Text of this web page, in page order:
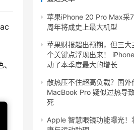
苹果iPhone 20 Pro Max采
周年将成史上最大机型
苹果财报超出预期，但三大
个关键点浮现出来！
动了本季度最大的增长
散热压不住超高负载？国
MacBook Pro 疑似过热导
死
Apple 智慧眼镜功能曝光！